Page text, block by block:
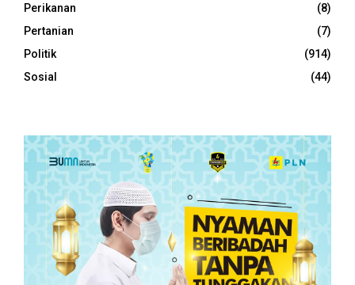
Perikanan
(8)
Pertanian
(7)
Politik
(914)
Sosial
(44)